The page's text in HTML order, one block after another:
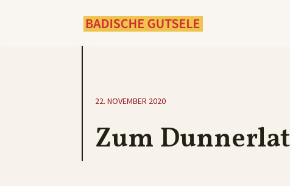
22. NOVEMBER 2020
Zum